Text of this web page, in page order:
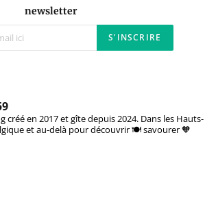
newsletter
créé en 2017 et gîte depuis 2024. Dans les Hauts-
et au-delà pour découvrir 🍽️ savourer 🧡